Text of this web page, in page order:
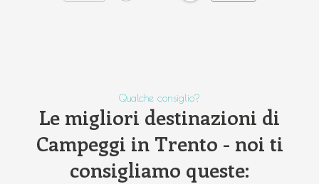
Qualche consiglio?
Le migliori destinazioni di
Campeggi in Trento - noi ti
consigliamo queste: